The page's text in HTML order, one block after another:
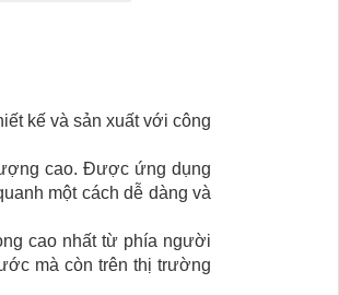
kế và sản xuất với công
cao. Được ứng dụng
một cách dễ dàng và
cao nhất từ phía người
mà còn trên thị trường